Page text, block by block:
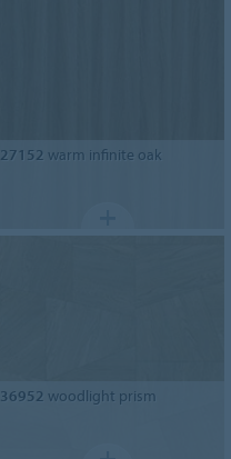
27152 warm infinite oak
36952 woodlight prism